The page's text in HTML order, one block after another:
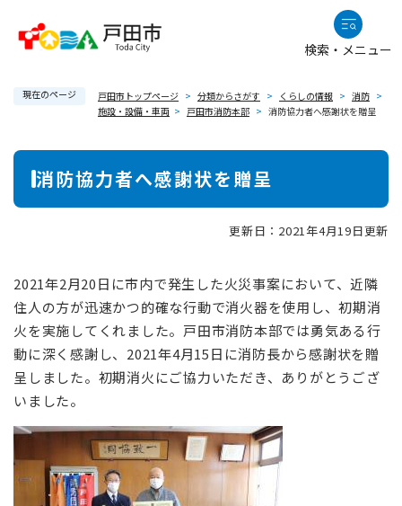
検索・メニュー
現在のページ 戸田市トップページ > 分類からさがす > くらしの情報 > 消防 >
施設・設備・車両 > 戸田市消防本部 > 消防協力者へ感謝状を贈呈
本
消防協力者へ感謝状を贈呈
更新日：2021年4月19日更新
2021年2月20日に市内で発生した火災事案において、近隣
住人の方が迅速かつ的確な行動で消火器を使用し、初期消
火を実施してくれました。戸田市消防本部では勇気ある行
動に深く感謝し、2021年4月15日に消防長から感謝状を贈
呈しました。初期消火にご協力いただき、ありがとうござ
いました。